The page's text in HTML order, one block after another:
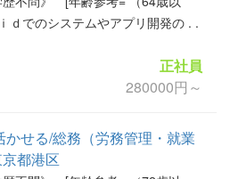
ｄでのシステムやアプリ開発の . .
正社員
280000円～
かせる/総務（労務管理・就業
都港区